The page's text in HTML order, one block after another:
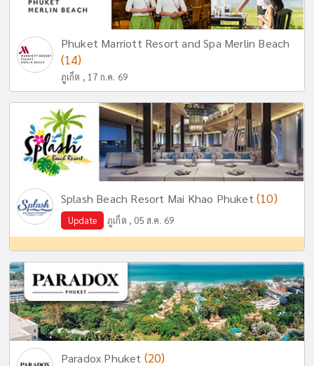
Phuket Marriott Resort and Spa Merlin Beach
(14)
ภูเก็ต , 17 ก.ค. 69
Splash Beach Resort Mai Khao Phuket (10)
Update ภูเก็ต , 05 ส.ค. 69
Paradox Phuket (20)